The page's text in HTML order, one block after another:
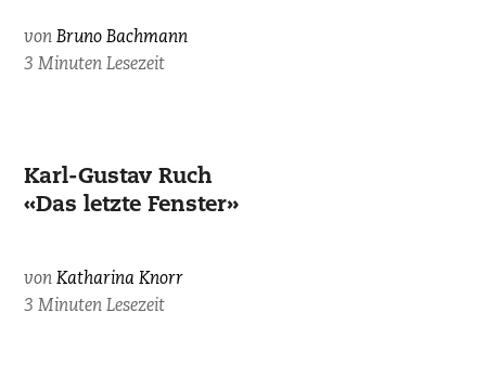
vonBruno Bachmann
3 Minuten Lesezeit
Karl-Gustav Ruch
«Das letzte Fenster»
vonKatharina Knorr
3 Minuten Lesezeit